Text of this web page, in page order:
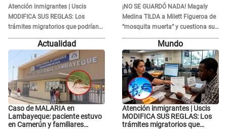
Moisés: “Gracias”
Atención inmigrantes | Uscis
MODIFICA SUS REGLAS: Los
trámites migratorios que podrían
necesitar tu prueba de ADN
¡NO SE GUARDÓ NADA! Magaly
Medina TILDA a Milett Figueroa de
“mosquita muerta” y cuestiona su
RECONCILIACIÓN con Marcelo
Tinelli en TV argentina
Actualidad
Caso de MALARIA en
Lambayeque: paciente estuvo
en Camerún y familiares
Mundo
Atención inmigrantes | Uscis
MODIFICA SUS REGLAS: Los
trámites migratorios que